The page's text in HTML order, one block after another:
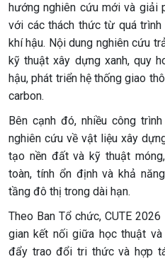
hướng nghiên cứu mới và giải
với các thách thức từ quá
khí hậu. Nội dung nghiên cứu
kỹ thuật xây dựng xanh, quy
hậu, phát triển hệ thống giao
carbon.
Bên cạnh đó, nhiều công
nghiên cứu về vật liệu xây
tạo nền đất và kỹ thuật
toàn, tính ổn định và khả
tầng đô thị trong dài hạn.
Theo Ban Tổ chức, CUTE
gian kết nối giữa học thuật
đẩy trao đổi tri thức và hợp